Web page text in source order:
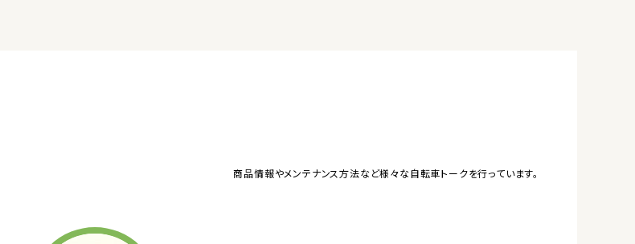
商品情報やメンテナンス方法など様々な自転車トークを行っています。